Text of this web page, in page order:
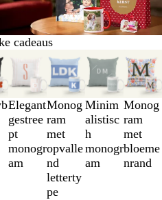
cadeaus
Elegant
gestree
pt
monogr
am
Monog
ram
met
opvalle
nd
letterty
pe
Minim
alistisc
h
monogr
am
Monog
ram
met
bloeme
nrand